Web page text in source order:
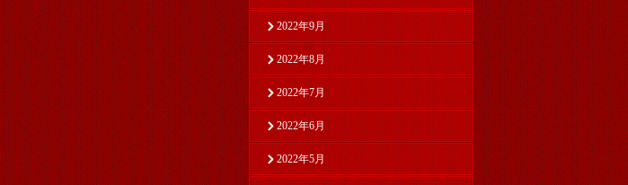
2022年9月
2022年8月
2022年7月
2022年6月
2022年5月